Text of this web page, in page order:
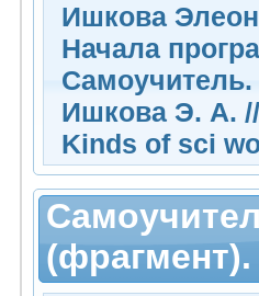
Ишкова
Начала
Самоучитель.
Ишкова Э. А. //
Kinds of sci
(фрагмент).